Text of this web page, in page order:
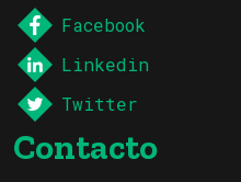
Facebook
Linkedin
Twitter
Contacto